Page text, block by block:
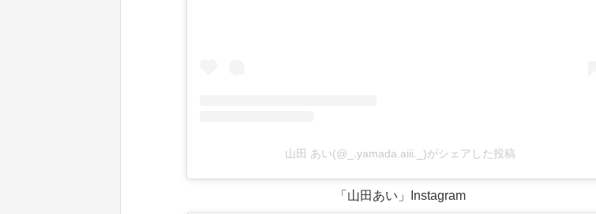
山田 あい(@_.yamada.aiii._)がシェアした投稿
「山田あい」Instagram